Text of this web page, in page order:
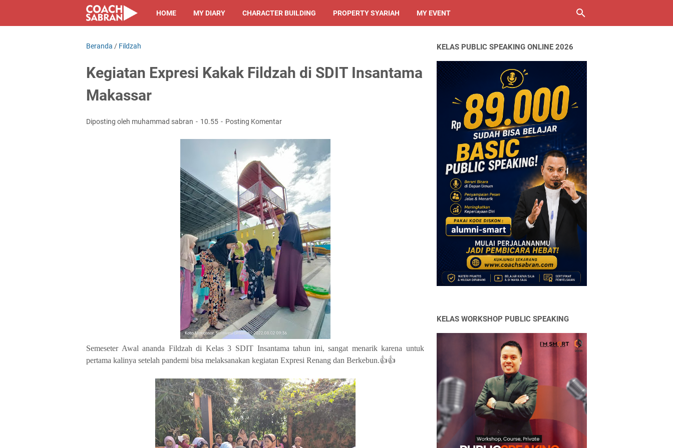
HOME MY DIARY CHARACTER BUILDING PROPERTY SYARIAH MY EVENT
Beranda / Fildzah
Kegiatan Expresi Kakak Fildzah di SDIT Insantama
Makassar
Diposting oleh muhammad sabran 10.55 Posting Komentar
Semeseter Awal ananda Fildzah di Kelas 3 SDIT Insantama tahun ini, sangat menarik karena untuk
pertama kalinya setelah pandemi bisa melaksanakan kegiatan Expresi Renang dan Berkebun.👍👍
KELAS PUBLIC SPEAKING ONLINE 2026
KELAS WORKSHOP PUBLIC SPEAKING